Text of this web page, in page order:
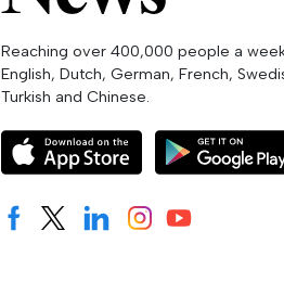
Reaching over 400,000 people a
English, Dutch, German, French,
Turkish and Chinese.